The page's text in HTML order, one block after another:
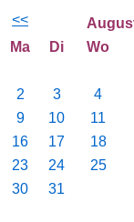
<<
Ma
Di Wo
2
3 4
9
10 11
16
17 18
23
24 25
30
31